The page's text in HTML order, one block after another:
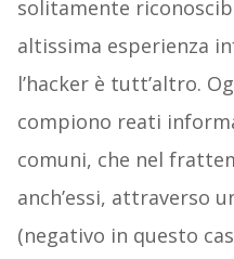
solitamente
altissima esperienza
l’hacker è tutt’altro.
compiono reati
comuni, che nel
anch’essi, attraverso
(negativo in questo